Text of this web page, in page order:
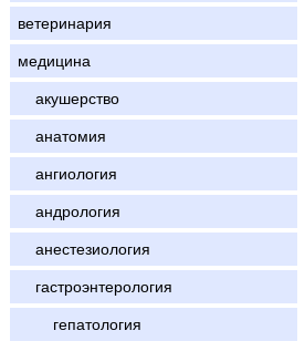
ветеринария
медицина
акушерство
анатомия
ангиология
андрология
анестезиология
гастроэнтерология
гепатология